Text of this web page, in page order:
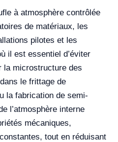
à atmosphère contrôlée
de matériaux, les
pilotes et les
il est essentiel d’éviter
la microstructure des
le frittage de
la fabrication de semi-
l’atmosphère interne
mécaniques,
tout en réduisant